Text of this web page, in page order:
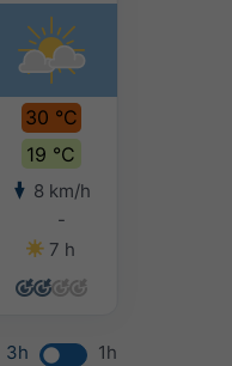
30 °C
19 °C
8 km/h
-
7 h
3h 1h